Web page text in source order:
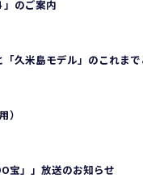
」のご案内
久米島モデル」のこれま
）
宝」」放送のお知らせ